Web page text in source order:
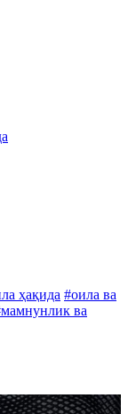
ҳақида #оила ва
ва